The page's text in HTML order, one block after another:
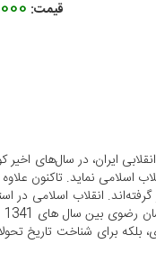
قیمت:
ایران، در سال‌های